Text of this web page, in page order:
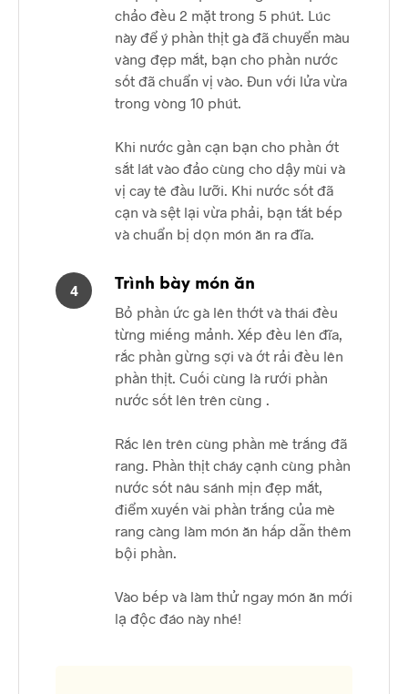
chảo đều 2 mặt trong 5 phút. Lúc
này để ý phần thịt gà đã chuyển màu
vàng đẹp mắt, bạn cho phần nước
sốt đã chuẩn vị vào. Đun với lửa vừa
trong vòng 10 phút.
Khi nước gần cạn bạn cho phần ớt
sắt lát vào đảo cùng cho dậy mùi và
vị cay tê đầu lưỡi. Khi nước sốt đã
cạn và sệt lại vừa phải, bạn tắt bếp
và chuẩn bị dọn món ăn ra đĩa.
4
Trình bày món ăn
Bỏ phần ức gà lên thớt và thái đều
từng miếng mảnh. Xếp đều lên đĩa,
rắc phần gừng sợi và ớt rải đều lên
phần thịt. Cuối cùng là rưới phần
nước sốt lên trên cùng .
Rắc lên trên cùng phần mè trắng đã
rang. Phần thịt cháy cạnh cùng phần
nước sốt nâu sánh mịn đẹp mắt,
điểm xuyến vài phần trắng của mè
rang càng làm món ăn hấp dẫn thêm
bội phần.
Vào bếp và làm thử ngay món ăn mới
lạ độc đáo này nhé!